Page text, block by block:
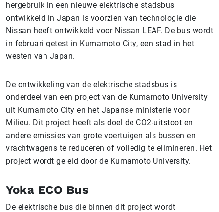
hergebruik in een nieuwe elektrische stadsbus
ontwikkeld in Japan is voorzien van technologie die
Nissan heeft ontwikkeld voor Nissan LEAF. De bus wordt
in februari getest in Kumamoto City, een stad in het
westen van Japan.
De ontwikkeling van de elektrische stadsbus is
onderdeel van een project van de Kumamoto University
uit Kumamoto City en het Japanse ministerie voor
Milieu. Dit project heeft als doel de CO2-uitstoot en
andere emissies van grote voertuigen als bussen en
vrachtwagens te reduceren of volledig te elimineren. Het
project wordt geleid door de Kumamoto University.
Yoka ECO Bus
De elektrische bus die binnen dit project wordt